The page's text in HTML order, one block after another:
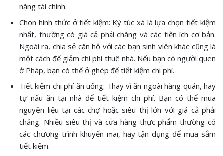
nặng tài chính.
Chọn hình thức ở tiết kiệm: Ký túc xá là lựa chọn tiết kiệm
nhất, thường có giá cả phải chăng và các tiện ích cơ bản.
Ngoài ra, chia sẻ căn hộ với các bạn sinh viên khác cũng là
một cách để giảm chi phí thuê nhà. Nếu bạn có người quen
ở Pháp, bạn có thể ở ghép để tiết kiệm chi phí.
Tiết kiệm chi phí ăn uống: Thay vì ăn ngoài hàng quán, hãy
tự nấu ăn tại nhà để tiết kiệm chi phí. Bạn có thể mua
nguyên liệu tại các chợ hoặc siêu thị lớn với giá cả phải
chăng. Nhiều siêu thị và cửa hàng thực phẩm thường có
các chương trình khuyến mãi, hãy tận dụng để mua sắm
tiết kiệm.